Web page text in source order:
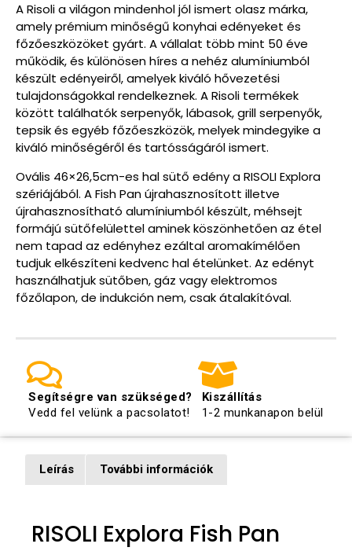
A Risoli a világon mindenhol jól ismert olasz márka,
amely prémium minőségű konyhai edényeket és
főzőeszközöket gyárt. A vállalat több mint 50 éve
működik, és különösen híres a nehéz alumíniumból
készült edényeiről, amelyek kiváló hővezetési
tulajdonságokkal rendelkeznek. A Risoli termékek
között találhatók serpenyők, lábasok, grill serpenyők,
tepsik és egyéb főzőeszközök, melyek mindegyike a
kiváló minőségéről és tartósságáról ismert.
Ovális 46×26,5cm-es hal sütő edény a RISOLI Explora
szériájából. A Fish Pan újrahasznosított illetve
újrahasznosítható alumíniumból készült, méhsejt
formájú sütőfelülettel aminek köszönhetően az étel
nem tapad az edényhez ezáltal aromakímélően
tudjuk elkészíteni kedvenc hal ételünket. Az edényt
használhatjuk sütőben, gáz vagy elektromos
főzőlapon, de indukción nem, csak átalakítóval.
Segítségre van szükséged?
Vedd fel velünk a pacsolatot!
Kiszállítás
1-2 munkanapon belül
Leírás További információk
RISOLI Explora Fish Pan